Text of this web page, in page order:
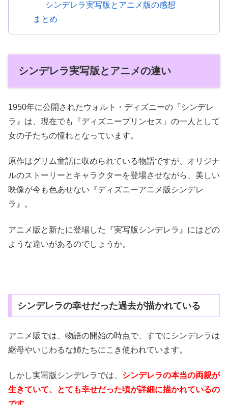
シンデレラ実写版とアニメ版の感想
まとめ
シンデレラ実写版とアニメの違い
1950年に公開されたウォルト・ディズニーの『シンデレ
ラ』は、現在でも『ディズニープリンセス』の一人として
女の子たちの憧れとなっています。
原作はグリム童話に収められている物語ですが、オリジナ
ルのストーリーとキャラクターを登場させながら、美しい
映像が今も色あせない『ディズニーアニメ版シンデレ
ラ』。
アニメ版と新たに登場した『実写版シンデレラ』にはどの
ような違いがあるのでしょうか。
シンデレラの幸せだった過去が描かれている
アニメ版では、物語の開始の時点で、すでにシンデレラは
継母やいじわるな姉たちにこき使われています。
しかし実写版シンデレラでは、 シンデレラの本当の両親が
生きていて、とても幸せだった頃が詳細に描かれているの